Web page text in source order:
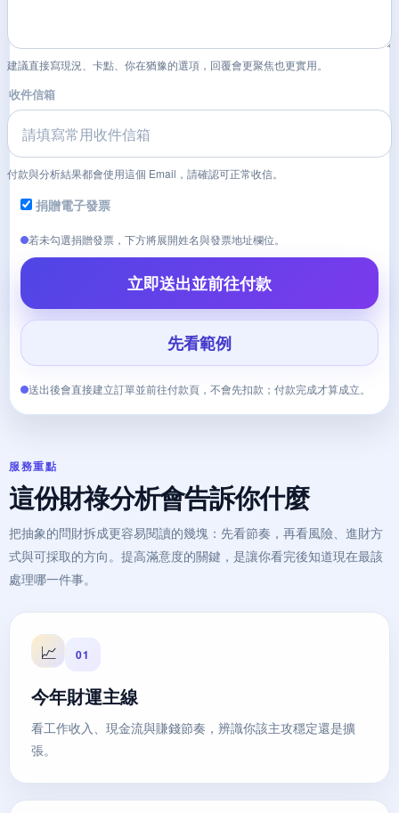
建議直接寫現況、卡點、你在猶豫的選項，回覆會更聚焦也更實用。
收件信箱
付款與分析結果都會使用這個 Email，請確認可正常收信。
捐贈電子發票
若未勾選捐贈發票，下方將展開姓名與發票地址欄位。
立即送出並前往付款
先看範例
送出後會直接建立訂單並前往付款頁，不會先扣款；付款完成才算成立。
服務重點
這份財祿分析會告訴你什麼
把抽象的問財拆成更容易閱讀的幾塊：先看節奏，再看風險、進財方
式與可採取的方向。提高滿意度的關鍵，是讓你看完後知道現在最該
處理哪一件事。
📈 01
今年財運主線
看工作收入、現金流與賺錢節奏，辨識你該主攻穩定還是擴
張。